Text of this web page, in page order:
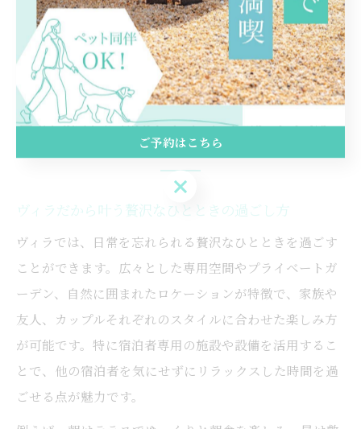
面やマナーを守りつつ、ヴィラならではのグラマラスな
アウトドア体験を満喫しましょう。
贅沢気分を味わうヴィラならでは
ヴィラだから叶う贅沢なひとときの過ごし方
ヴィラでは、日常を忘れられる贅沢なひとときを過ごす
ことができます。広々とした専用空間やプライベートガ
ーデン、自然に囲まれたロケーションが特徴で、家族や
友人、カップルそれぞれのスタイルに合わせた楽しみ方
が可能です。特に宿泊者専用の施設や設備を活用するこ
とで、他の宿泊者を気にせずにリラックスした時間を過
ごせる点が魅力です。
ご予約はこちら
ご予約はこちら